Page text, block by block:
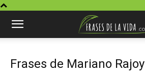
Frases de Mariano Rajoy